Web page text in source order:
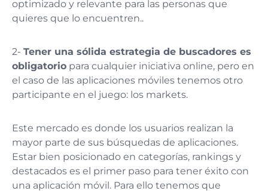
optimizado y relevante para las personas que
quieres que lo encuentren..
2- Tener una sólida estrategia de buscadores es
obligatorio para cualquier iniciativa online, pero en
el caso de las aplicaciones móviles tenemos otro
participante en el juego: los markets.
Este mercado es donde los usuarios realizan la
mayor parte de sus búsquedas de aplicaciones.
Estar bien posicionado en categorías, rankings y
destacados es el primer paso para tener éxito con
una aplicación móvil. Para ello tenemos que